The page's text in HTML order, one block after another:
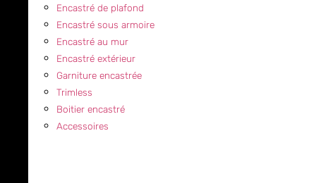
Encastré de plafond
Encastré sous armoire
Encastré au mur
Encastré extérieur
Garniture encastrée
Trimless
Boitier encastré
Accessoires